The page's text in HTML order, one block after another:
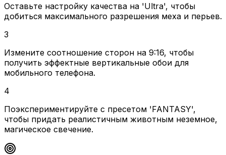
Оставьте настройку качества на 'Ultra', чтобы
добиться максимального разрешения меха и перьев.
3
Измените соотношение сторон на 9:16, чтобы
получить эффектные вертикальные обои для
мобильного телефона.
4
Поэкспериментируйте с пресетом 'FANTASY',
чтобы придать реалистичным животным неземное,
магическое свечение.